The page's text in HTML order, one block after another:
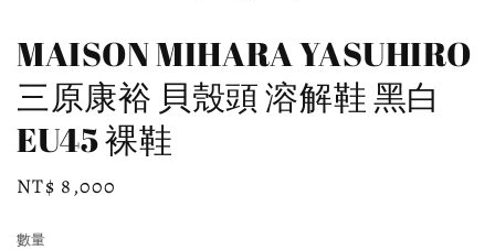
MAISON MIHARA YASUHIRO
三原康裕 貝殼頭 溶解鞋 黑白
EU45 裸鞋
Regular
NT$ 8,000
數量